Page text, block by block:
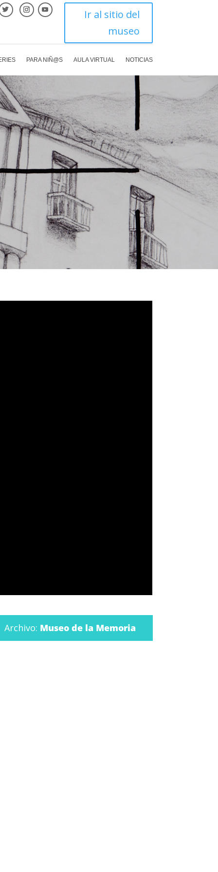
Ir al sitio del
museo
PARA NIÑ@S AULA VIRTUAL NOTICIAS
Archivo: Museo de la Memoria